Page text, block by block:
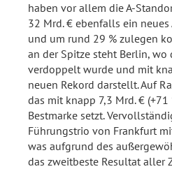
haben vor allem die A-
32 Mrd. € ebenfalls ein
und um rund 29 % zulegen
an der Spitze steht Berlin, wo
verdoppelt wurde und mit
neuen Rekord darstellt. Auf
das mit knapp 7,3 Mrd. €
Bestmarke setzt.
Führungstrio von Frankfurt
was aufgrund des
das zweitbeste Resultat aller